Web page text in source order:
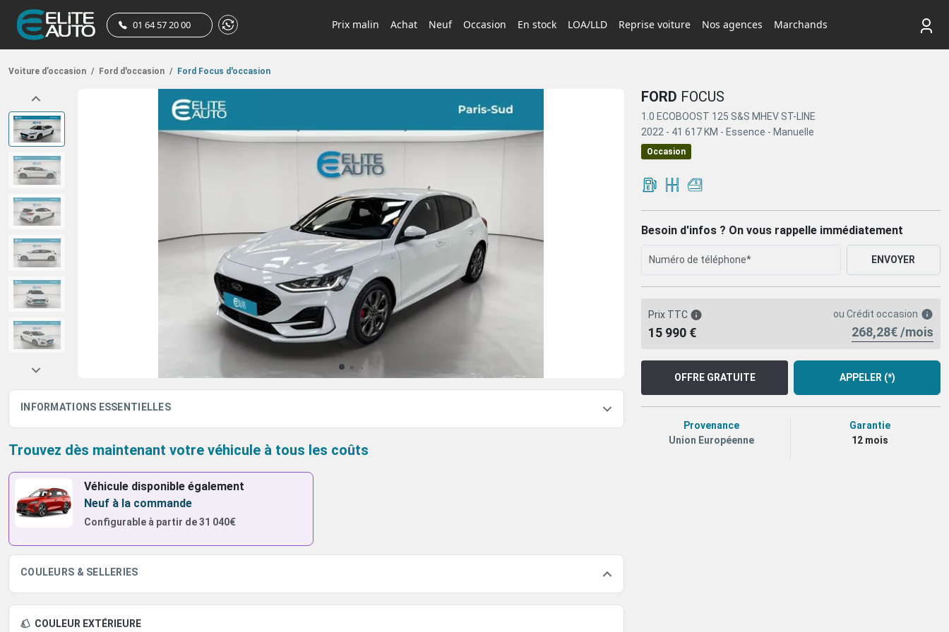
01 64 57 20 00 Prix malin Achat Neuf Occasion En stock LOA/LLD Reprise voiture Nos agences Marchands
Voiture d’occasion / Ford d'occasion / Ford Focus d'occasion
INFORMATIONS ESSENTIELLES
Trouvez dès maintenant votre véhicule à tous les coûts
Véhicule disponible également
Neuf à la commande
Configurable à partir de31 040€
COULEURS & SELLERIES
COULEUR EXTÉRIEURE
FORD FOCUS
1.0 ECOBOOST 125 S&S MHEV ST-LINE
2022 - 41 617 KM - Essence - Manuelle
Occasion
Besoin d'infos ? On vous rappelle immédiatement
ENVOYER
Prix TTC
15 990 €
ou Crédit occasion
268,28€ /mois
OFFRE GRATUITE APPELER (*)
Provenance
Union Européenne
Garantie
12 mois